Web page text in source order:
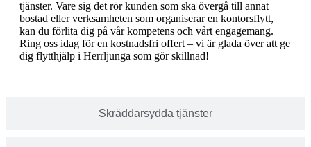
Skräddarsydda tjänster
tjänster. Vare sig det rör kunden som ska övergå till annat
bostad eller verksamheten som organiserar en kontorsflytt,
kan du förlita dig på vår kompetens och vårt engagemang.
Ring oss idag för en kostnadsfri offert – vi är glada över att ge
dig flytthjälp i Herrljunga som gör skillnad!